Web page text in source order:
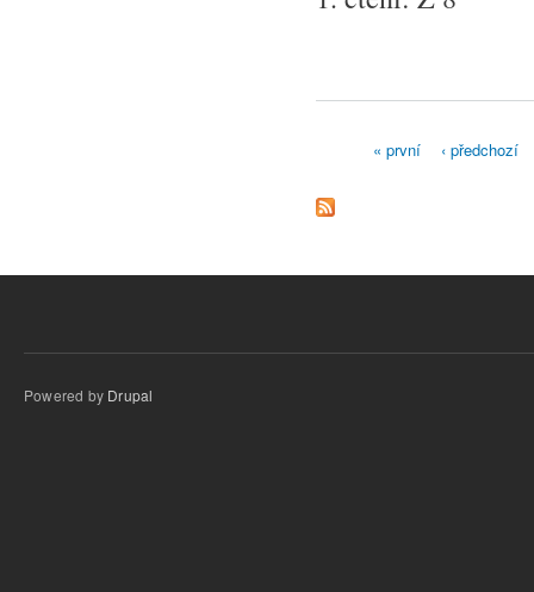
« první ‹ předchozí
Powered by Drupal